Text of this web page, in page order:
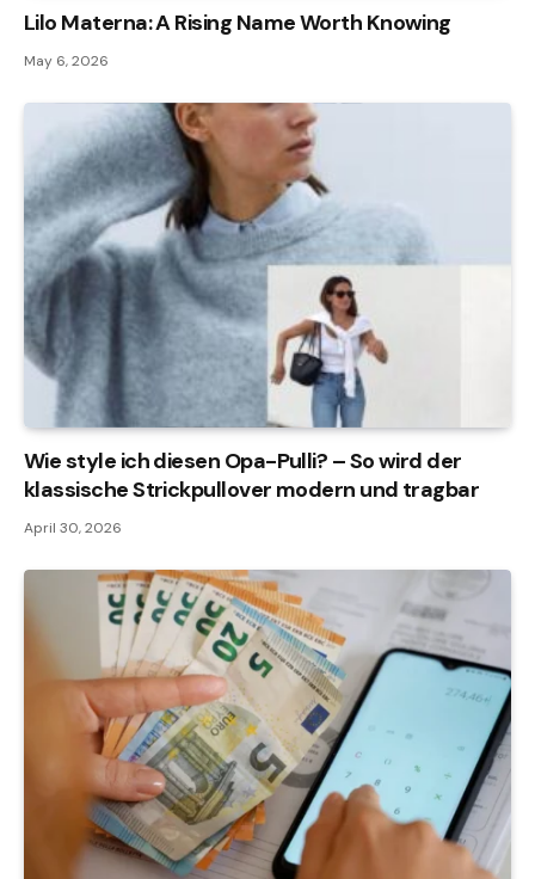
Lilo Materna: A Rising Name Worth Knowing
May 6, 2026
Wie style ich diesen Opa-Pulli? – So wird der
klassische Strickpullover modern und tragbar
April 30, 2026